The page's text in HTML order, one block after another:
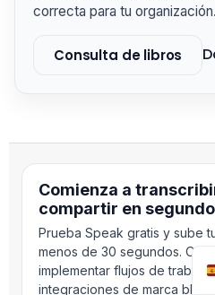
correcta para tu organización.
Consulta de libros
Comienza a
compartir en
Prueba Speak gratis y sube
menos de 30 segundos. O
implementar flujos de trabajo
integraciones de marca